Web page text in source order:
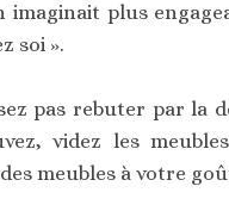
imaginait plus
soi ».
pas rebuter par la
videz les
meubles à votre